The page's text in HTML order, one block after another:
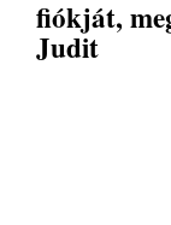
fiókját,
Judit